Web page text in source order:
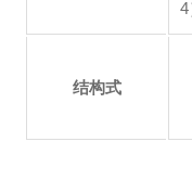
4
结构式